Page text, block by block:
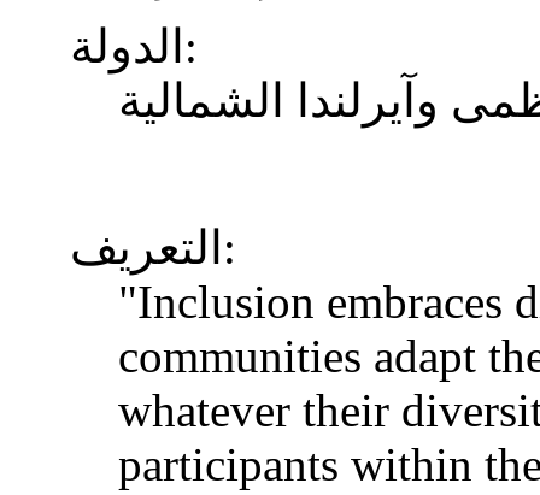
الدولة:
وآيرلندا الشمالية
التعريف:
"Inclusion embraces
communities adapt
whatever their
participants within